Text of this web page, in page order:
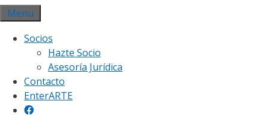
Saltar
al
contenido
Menu
Socios
Hazte Socio
Asesoría Jurídica
Contacto
EnterARTEGalería fotográfica